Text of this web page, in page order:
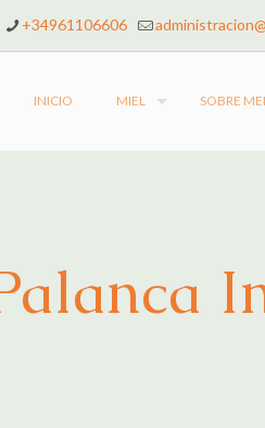
+34961106606
INICIO MIEL SOBRE